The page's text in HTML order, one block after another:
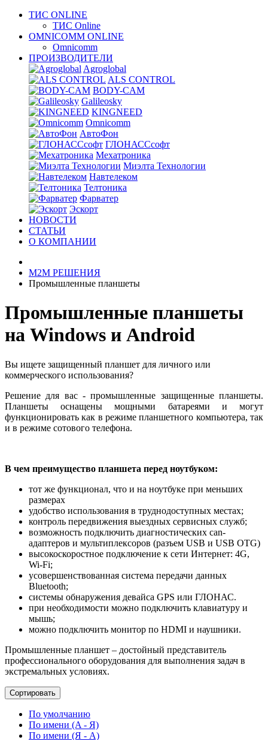
ТИС ONLINE
ТИС Online
OMNICOMM ONLINE
Omnicomm
ПРОИЗВОДИТЕЛИ
Agroglobal
ALS CONTROL
BODY-CAM
Galileosky
KINGNEED
Omnicomm
АвтоФон
ГЛОНАССсофт
Мехатроника
Миэлта Технологии
Навтелеком
Телтоника
Фарватер
Эскорт
НОВОСТИ
СТАТЬИ
О КОМПАНИИ
М2М РЕШЕНИЯ
Промышленные планшеты
Промышленные планшеты
на Windows и Аndroid
Вы ищете защищенный планшет для личного или
коммерческого использования?
Решение для вас - промышленные защищенные планшеты.
Планшеты оснащены мощными батареями и могут
функционировать как в режиме планшетного компьютера, так
и в режиме сотового телефона.
В чем преимущество планшета перед ноутбуком:
тот же функционал, что и на ноутбуке при меньших
размерах
удобство использования в труднодоступных местах;
контроль передвижения выездных сервисных служб;
возможность подключить диагностических can-
адаптеров и мультиплексоров (разъем USB и USB OTG)
высокоскоростное подключение к сети Интернет: 4G,
Wi-Fi;
усовершенствованная система передачи данных
Bluetooth;
системы обнаружения девайса GPS или ГЛОНАС.
при необходимости можно подключить клавиатуру и
мышь;
можно подключить монитор по HDMI и наушники.
Промышленные планшет – достойный представитель
профессионального оборудования для выполнения задач в
экстремальных условиях.
Сортировать
По умолчанию
По имени (A - Я)
По имени (Я - A)